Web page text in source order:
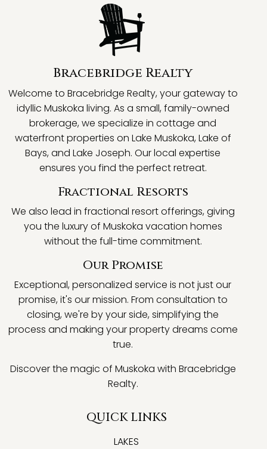
Bracebridge Realty
Welcome to Bracebridge Realty, your gateway to
idyllic Muskoka living. As a small, family-owned
brokerage, we specialize in cottage and
waterfront properties on Lake Muskoka, Lake of
Bays, and Lake Joseph. Our local expertise
ensures you find the perfect retreat.
Fractional Resorts
We also lead in fractional resort offerings, giving
you the luxury of Muskoka vacation homes
without the full-time commitment.
Our Promise
Exceptional, personalized service is not just our
promise, it's our mission. From consultation to
closing, we're by your side, simplifying the
process and making your property dreams come
true.
Discover the magic of Muskoka with Bracebridge
Realty.
QUICK LINKS
LAKES